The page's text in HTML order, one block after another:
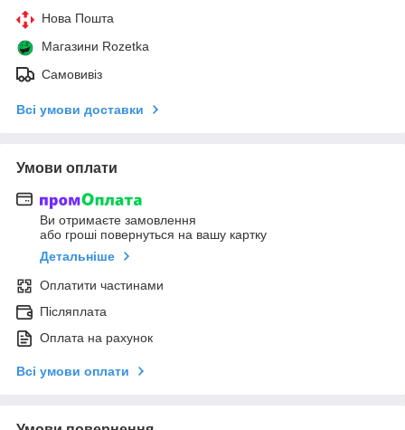
Нова Пошта
Магазини Rozetka
Самовивіз
Всі умови доставки
Умови оплати
Ви отримаєте замовлення
або гроші повернуться на вашу картку
Детальніше
Оплатити частинами
Післяплата
Оплата на рахунок
Всі умови оплати